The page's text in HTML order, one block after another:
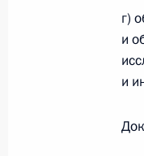
г)
и
и